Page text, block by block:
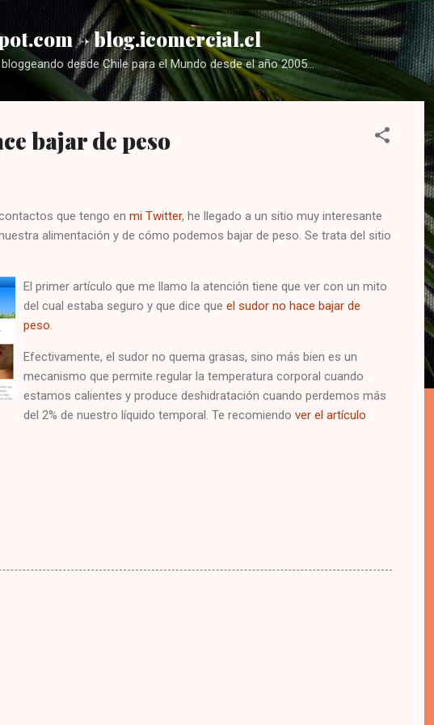
Ir al contenido principal
-> blog.icomercial.cl
desde Chile para el Mundo desde el año 2005...
bajar de peso
que tengo en mi Twitter, he llegado a un sitio muy interesante
alimentación y de cómo podemos bajar de peso. Se trata del sitio
El primer artículo que me llamo la atención tiene que ver con un mito
del cual estaba seguro y que dice que el sudor no hace bajar de
peso
Efectivamente, el sudor no quema grasas, sino más bien es un
mecanismo que permite regular la temperatura corporal cuando
estamos calientes y produce deshidratación cuando perdemos más
del 2% de nuestro líquido temporal. Te recomiendo ver el artículo